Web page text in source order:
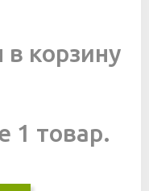
корзину
1 товар.